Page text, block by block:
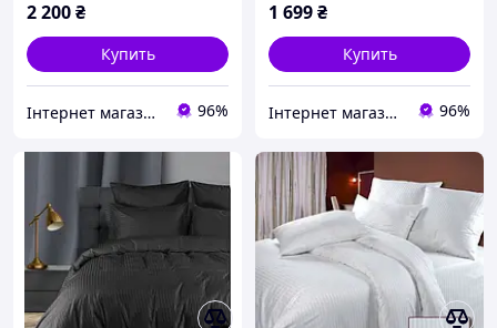
2 200₴
Купить
Інтернет магазин postelii 96%
1 699₴
Купить
Інтернет магазин postelii 96%